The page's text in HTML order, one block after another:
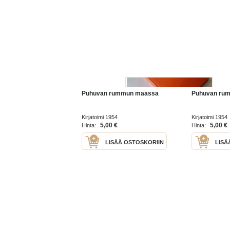
Puhuvan rummun maassa
Kirjatoimi 1954
Hinta:
5,00 €
LISÄÄ OSTOSKORIIN
Puhuvan
Kirjatoimi 1954
Hinta:
5,00 €